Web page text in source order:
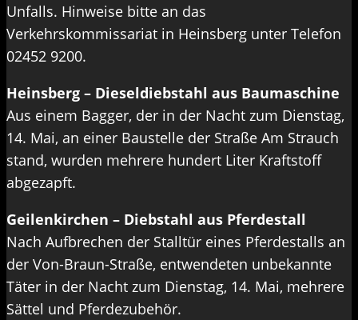
Unfalls. Hinweise bitte an das
Verkehrskommissariat in Heinsberg unter Telefon
02452 9200.
Heinsberg – Dieseldiebstahl aus Baumaschine
Aus einem Bagger, der in der Nacht zum Dienstag,
14. Mai, an einer Baustelle der Straße Am Strauch
stand, wurden mehrere hundert Liter Kraftstoff
abgezapft.
Geilenkirchen – Diebstahl aus Pferdestall
Nach Aufbrechen der Stalltür eines Pferdestalls an
der Von-Braun-Straße, entwendeten unbekannte
Täter in der Nacht zum Dienstag, 14. Mai, mehrere
Sättel und Pferdezubehör.